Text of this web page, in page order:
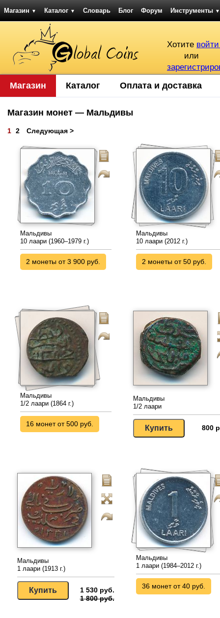
Магазин ▼ Каталог ▼ Словарь Блог Форум Инструменты ▼
Хотите
или
Магазин Каталог Оплата и доставка
Магазин монет — Мальдивы
1 2 Следующая >
Мальдивы
10 лаари (1960–1979 г.)
2 монеты от 3 900 руб.
Мальдивы
10 лаари (2012 г.)
2 монеты от 50 руб.
Мальдивы
1/2 лаари (1864 г.)
16 монет от 500 руб.
Мальдивы
1/2 лаари
800
Мальдивы
1 лаари (1913 г.)
1 530 руб.
1 800 руб.
Мальдивы
1 лаари (1984–2012 г.)
36 монет от 40 руб.